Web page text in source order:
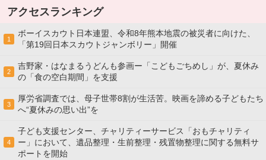
アクセスランキング
1
ボーイスカウト日本連盟、令和8年熊本地震の被災者に向けた、
「第19回日本スカウトジャンボリー」開催
2
吉野家・はなまるうどんも参画ー「こどもごちめし」が、夏休み
の「食の空白期間」を支援
3
厚労省調査では、母子世帯8割が生活苦。映画を諦める子どもたち
へ“夏休みの思い出”を
4
子ども支援センター、チャリティーサービス「おもチャリティ
ー」において、遺品整理・生前整理・残置物整理に関する無料サ
ポートを開始